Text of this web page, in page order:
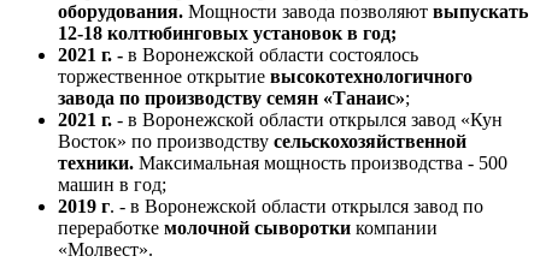
оборудования. Мощности завода позволяют выпускать
12-18 колтюбинговых установок в год;
2021 г. - в Воронежской области состоялось
торжественное открытие высокотехнологичного
завода по производству семян «Танаис»;
2021 г. - в Воронежской области открылся завод «Кун
Восток» по производству сельскохозяйственной
техники. Максимальная мощность производства - 500
машин в год;
2019 г. - в Воронежской области открылся завод по
переработке молочной сыворотки компании
«Молвест».